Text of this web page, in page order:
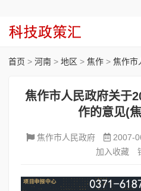
首页 > 河南 > 地区 > 焦作 > 焦作市人民
焦作市人民政府关于
作的意见(
焦作市人民政府 2007-
加入收藏